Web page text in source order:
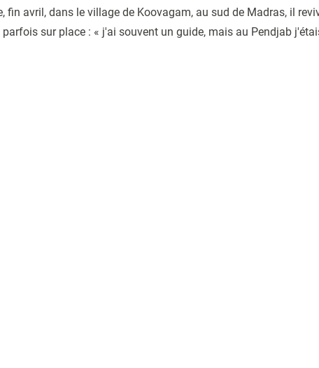
fin avril, dans le village de Koovagam, au sud de Madras, il
sur place : « j'ai souvent un guide, mais au Pendjab